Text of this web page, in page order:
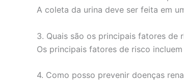
A coleta da urina deve ser feita em
3. Quais são os principais fatores de
Os principais fatores de risco
4. Como posso prevenir doenças